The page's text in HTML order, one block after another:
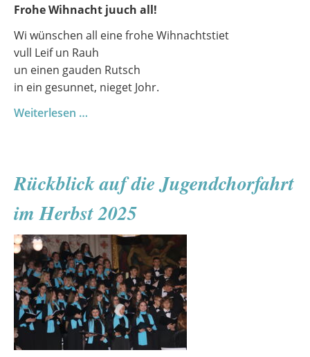
Frohe Wihnacht juuch all!
Wi wünschen all eine frohe Wihnachtstiet
vull Leif un Rauh
un einen gauden Rutsch
in ein gesunnet, nieget Johr.
Weiterlesen …
Rückblick auf die Jugendchorfahrt
im Herbst 2025